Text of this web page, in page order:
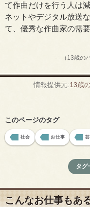
て作曲だけを行う人は
ネットやデジタル放送
て、優秀な作曲家の需
（13歳の
情報提供元:13歳
このページのタグ
社会 お仕事
タグ
こんなお仕事もあ